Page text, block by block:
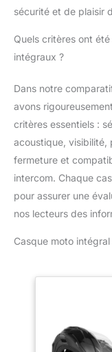
sécurité et de plaisir
Quels critères ont
intégraux ?
Dans notre
avons
critères essentiels :
acoustique, visibilité,
fermeture et
intercom. Chaque
pour assurer une
nos lecteurs des
Casque moto